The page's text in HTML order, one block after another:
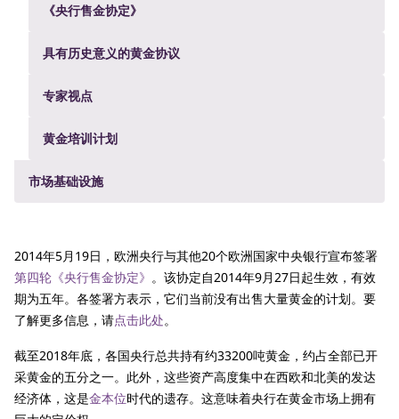
《央行售金协定》
具有历史意义的黄金协议
专家视点
黄金培训计划
市场基础设施
2014年5月19日，欧洲央行与其他20个欧洲国家中央银行宣布签署
第四轮《央行售金协定》 。该协定自2014年9月27日起生效，有效
期为五年。各签署方表示，它们当前没有出售大量黄金的计划。要
了解更多信息，请点击此处。
截至2018年底，各国央行总共持有约33200吨黄金，约占全部已开
采黄金的五分之一。此外，这些资产高度集中在西欧和北美的发达
经济体，这是金本位时代的遗存。这意味着央行在黄金市场上拥有